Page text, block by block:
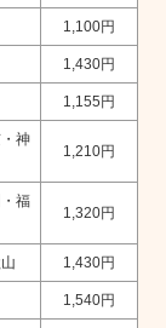
1,100円
1,430円
1,155円
神
1,210円
福
1,320円
1,430円
1,540円